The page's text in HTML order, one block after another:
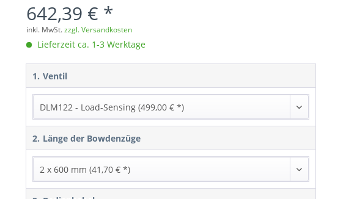
642,39 € *
inkl. MwSt.zzgl. Versandkosten
Lieferzeit ca. 1-3 Werktage
1. Ventil
2. Länge der Bowdenzüge